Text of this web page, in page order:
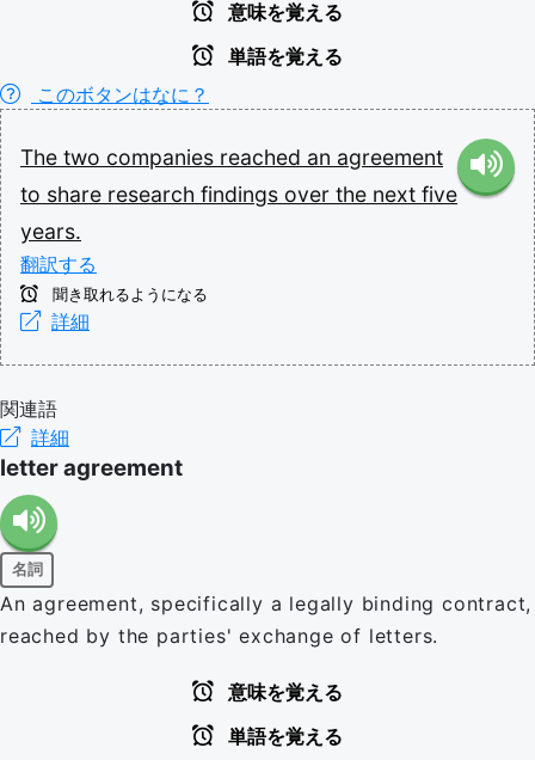
意味を覚える
単語を覚える
このボタンはなに？
The two companies reached an agreement
to share research findings over the next five
years.
翻訳する
聞き取れるようになる
詳細
関連語
詳細
letter agreement
名詞
An agreement, specifically a legally binding contract,
reached by the parties' exchange of letters.
意味を覚える
単語を覚える